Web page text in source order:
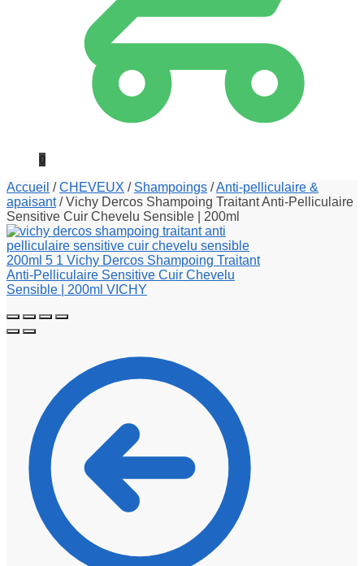
0
Accueil /CHEVEUX / Shampoings /Anti-pelliculaire &
apaisant/Vichy Dercos Shampoing Traitant Anti-Pelliculaire
Sensitive Cuir Chevelu Sensible | 200ml